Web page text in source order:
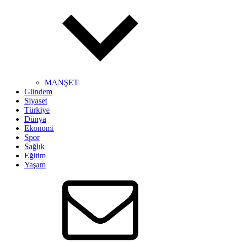
MANŞET
Gündem
Siyaset
Türkiye
Dünya
Ekonomi
Spor
Sağlık
Eğitim
Yaşam